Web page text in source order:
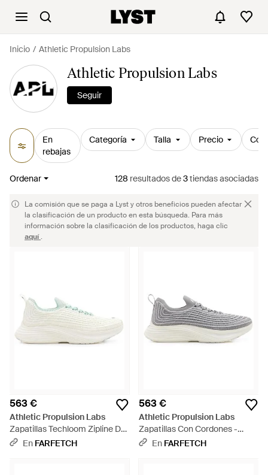
Inicio Athletic Propulsion Labs
Athletic Propulsion Labs
Seguir
En
rebajas
Categoría Talla Precio
Ordenar 128 resultadosde3tiendas asociadas
La comisión que se paga a Lyst y otros beneficios pueden afectar
la clasificación de un producto en esta búsqueda. Para más
información sobre la clasificación de los productos, haga clic
aquí.
563 €
Athletic Propulsion Labs
Zapatillas Techloom Zipline De
Punto De Canalé - Blanco
En FARFETCH
563 €
Athletic Propulsion Labs
Zapatillas Con Cordones -
Blanco
En FARFETCH